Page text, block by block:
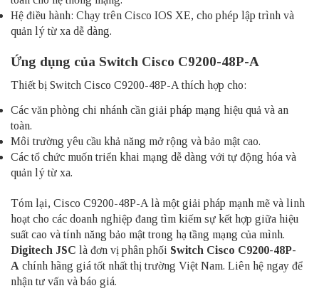
Hệ điều hành: Chạy trên Cisco IOS XE, cho phép lập trình và
quản lý từ xa dễ dàng.
Ứng dụng của Switch Cisco C9200-48P-A
Thiết bị Switch Cisco C9200-48P-A thích hợp cho:
Các văn phòng chi nhánh cần giải pháp mạng hiệu quả và an
toàn.
Môi trường yêu cầu khả năng mở rộng và bảo mật cao.
Các tổ chức muốn triển khai mạng dễ dàng với tự động hóa và
quản lý từ xa.
Tóm lại, Cisco C9200-48P-A là một giải pháp mạnh mẽ và linh
hoạt cho các doanh nghiệp đang tìm kiếm sự kết hợp giữa hiệu
suất cao và tính năng bảo mật trong hạ tầng mạng của mình.
Digitech JSC là đơn vị phân phối Switch Cisco C9200-48P-
A chính hãng giá tốt nhất thị trường Việt Nam. Liên hệ ngay để
nhận tư vấn và báo giá.